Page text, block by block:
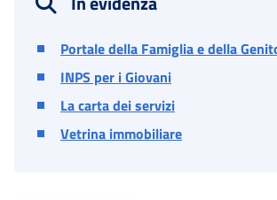
Portale della Famiglia e della
INPS per i Giovani
La carta dei servizi
Vetrina immobiliare